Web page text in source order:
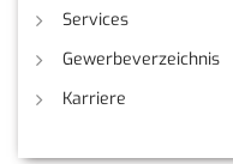
Services
Gewerbeverzeichnis
Karriere